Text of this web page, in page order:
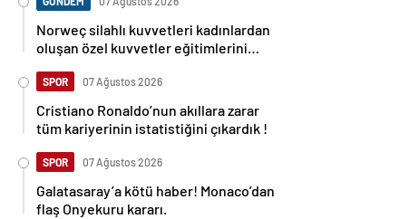
Norweç silahlı kuvvetleri kadınlardan
oluşan özel kuvvetler eğitimlerini
SPOR 07 Ağustos 2026
Cristiano Ronaldo’nun akıllara zarar
tüm kariyerinin istatistiğini çıkardık !
SPOR 07 Ağustos 2026
Galatasaray’a kötü haber! Monaco’dan
flaş Onyekuru kararı.